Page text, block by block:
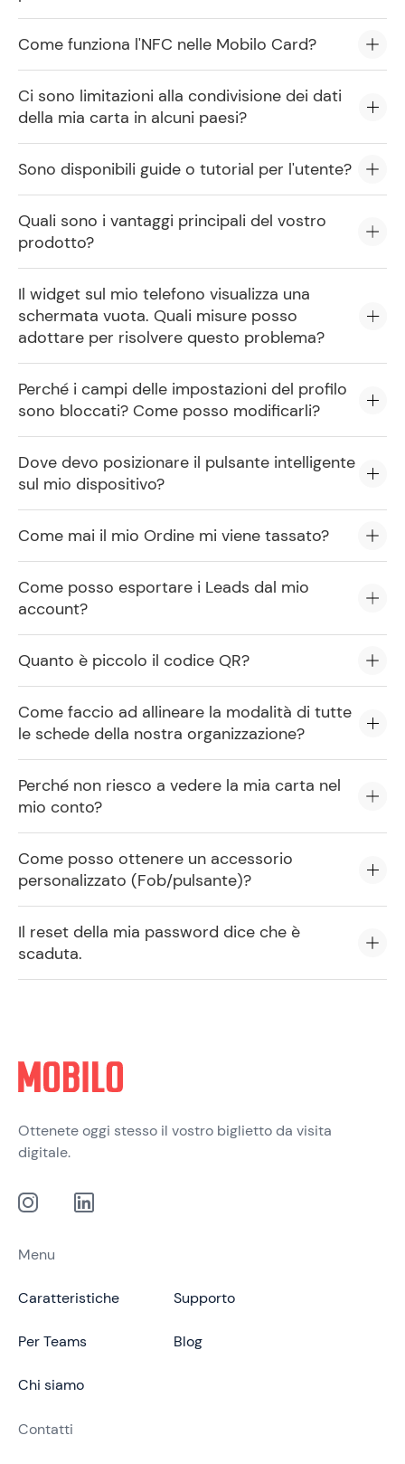
Come funziona l'NFC nelle Mobilo Card?
Ci sono limitazioni alla condivisione dei dati
della mia carta in alcuni paesi?
Sono disponibili guide o tutorial per l'utente?
Quali sono i vantaggi principali del vostro
prodotto?
Il widget sul mio telefono visualizza una
schermata vuota. Quali misure posso
adottare per risolvere questo problema?
Perché i campi delle impostazioni del profilo
sono bloccati? Come posso modificarli?
Dove devo posizionare il pulsante intelligente
sul mio dispositivo?
Come mai il mio Ordine mi viene tassato?
Come posso esportare i Leads dal mio
account?
Quanto è piccolo il codice QR?
Come faccio ad allineare la modalità di tutte
le schede della nostra organizzazione?
Perché non riesco a vedere la mia carta nel
mio conto?
Come posso ottenere un accessorio
personalizzato (Fob/pulsante)?
Il reset della mia password dice che è
scaduta.
Ottenete oggi stesso il vostro biglietto da visita
digitale.
Menu
Caratteristiche
Per Teams
Chi siamo
Supporto
Blog
Contatti